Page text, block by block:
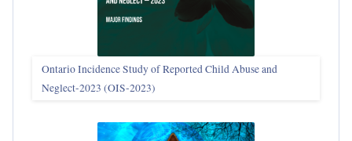
Ontario Incidence Study of Reported Child Abuse and
Neglect-2023 (OIS‑2023)